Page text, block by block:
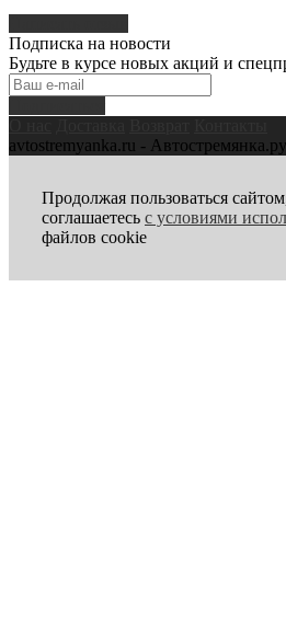
Подписка на новости
Будьте в курсе новых акций и
avtostremyanka.ru -
Продолжая пользоваться
соглашаетесь с условиями
файлов cookie